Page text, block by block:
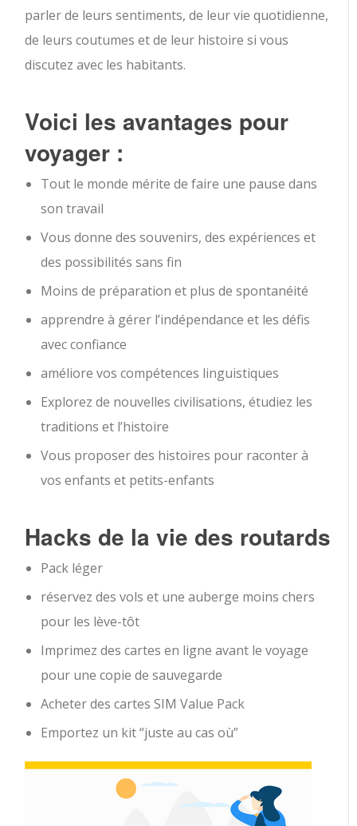
parler de leurs sentiments, de leur vie quotidienne,
de leurs coutumes et de leur histoire si vous
discutez avec les habitants.
Voici les avantages pour
voyager :
Tout le monde mérite de faire une pause dans
son travail
Vous donne des souvenirs, des expériences et
des possibilités sans fin
Moins de préparation et plus de spontanéité
apprendre à gérer l’indépendance et les défis
avec confiance
améliore vos compétences linguistiques
Explorez de nouvelles civilisations, étudiez les
traditions et l’histoire
Vous proposer des histoires pour raconter à
vos enfants et petits-enfants
Hacks de la vie des routards
Pack léger
réservez des vols et une auberge moins chers
pour les lève-tôt
Imprimez des cartes en ligne avant le voyage
pour une copie de sauvegarde
Acheter des cartes SIM Value Pack
Emportez un kit “juste au cas où”